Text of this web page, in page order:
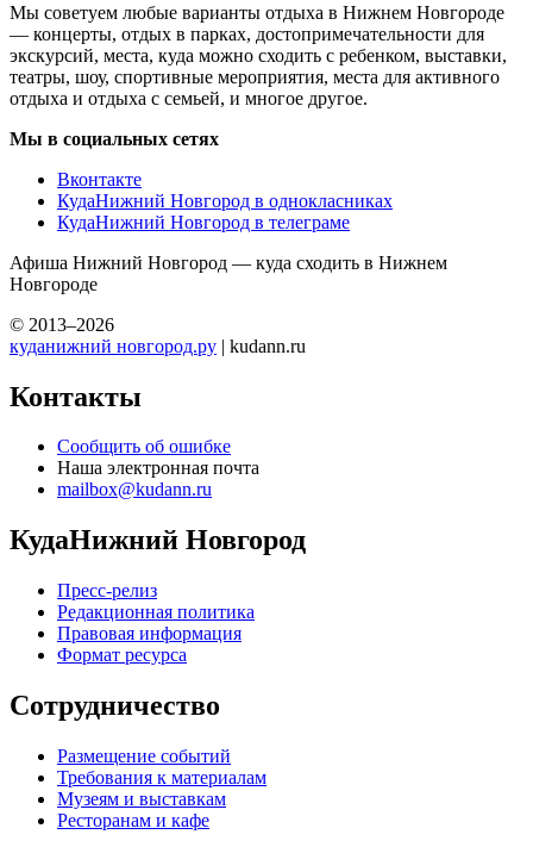
Мы советуем любые варианты отдыха в Нижнем Новгороде
— концерты, отдых в парках, достопримечательности для
экскурсий, места, куда можно сходить с ребенком, выставки,
театры, шоу, спортивные мероприятия, места для активного
отдыха и отдыха с семьей, и многое другое.
Мы в социальных сетях
Вконтакте
КудаНижний Новгород в однокласниках
КудаНижний Новгород в телеграме
Афиша Нижний Новгород — куда сходить в Нижнем
Новгороде
© 2013–2026
куданижний новгород.ру | kudann.ru
Контакты
Сообщить об ошибке
Наша электронная почта
mailbox@kudann.ru
КудаНижний Новгород
Пресс-релиз
Редакционная политика
Правовая информация
Формат ресурса
Сотрудничество
Размещение событий
Требования к материалам
Музеям и выставкам
Ресторанам и кафе